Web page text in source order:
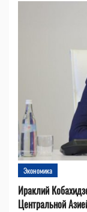
Экономика
Ираклий
Центральной